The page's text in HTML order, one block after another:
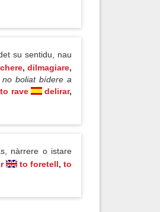
su sentidu, nau
, dilmagiare,
boliat bídere a
to rave delirar,
nàrrere o istare
to foretell, to